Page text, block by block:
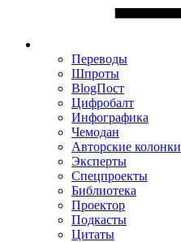
Переводы
Шпроты
BlogПост
Цифробалт
Инфографика
Чемодан
Авторские колонки
Эксперты
Спецпроекты
Библиотека
Проектор
Подкасты
Цитаты